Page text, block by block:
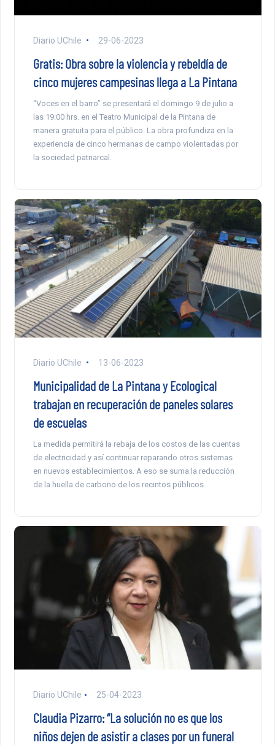
Diario UChile 29-06-2023
Gratis: Obra sobre la violencia y rebeldía de
cinco mujeres campesinas llega a La Pintana
“Voces en el barro” se presentará el domingo 9 de julio a
las 19:00 hrs. en el Teatro Municipal de la Pintana de
manera gratuita para el público. La obra profundiza en la
experiencia de cinco hermanas de campo violentadas por
la sociedad patriarcal.
Diario UChile 13-06-2023
Municipalidad de La Pintana y Ecological
trabajan en recuperación de paneles solares
de escuelas
La medida permitirá la rebaja de los costos de las cuentas
de electricidad y así continuar reparando otros sistemas
en nuevos establecimientos. A eso se suma la reducción
de la huella de carbono de los recintos públicos.
Diario UChile 25-04-2023
Claudia Pizarro: “La solución no es que los
niños dejen de asistir a clases por un funeral